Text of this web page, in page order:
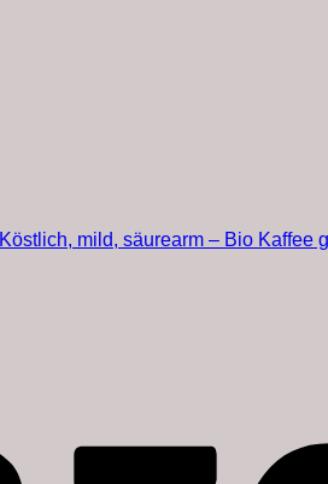
mild, säurearm – Bio Kaffee